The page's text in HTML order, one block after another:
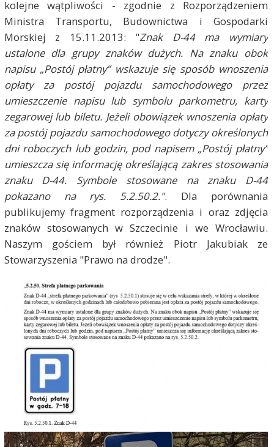
kolejne wątpliwości - zgodnie z Rozporządzeniem
Ministra Transportu, Budownictwa i Gospodarki
Morskiej z 15.11.2013: "Znak D-44 ma wymiary
ustalone dla grupy znaków dużych. Na znaku obok
napisu „Postój płatny” wskazuje się sposób wnoszenia
opłaty za postój pojazdu samochodowego przez
umieszczenie napisu lub symbolu parkometru, karty
zegarowej lub biletu. Jeżeli obowiązek wnoszenia opłaty
za postój pojazdu samochodowego dotyczy określonych
dni roboczych lub godzin, pod napisem „Postój płatny”
umieszcza się informację określającą zakres stosowania
znaku D-44. Symbole stosowane na znaku D-44
pokazano na rys. 5.2.50.2.". Dla porównania
publikujemy fragment rozporządzenia i oraz zdjęcia
znaków stosowanych w Szczecinie i we Wrocławiu.
Naszym gościem był również Piotr Jakubiak ze
Stowarzyszenia "Prawo na drodze".